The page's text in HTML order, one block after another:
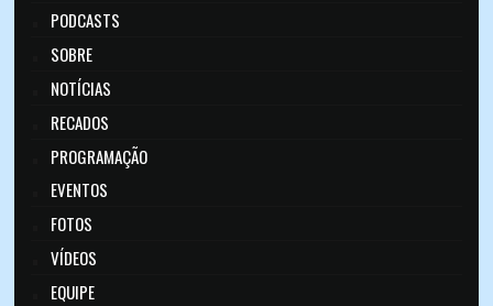
PODCASTS
SOBRE
NOTÍCIAS
RECADOS
PROGRAMAÇÃO
EVENTOS
FOTOS
VÍDEOS
EQUIPE